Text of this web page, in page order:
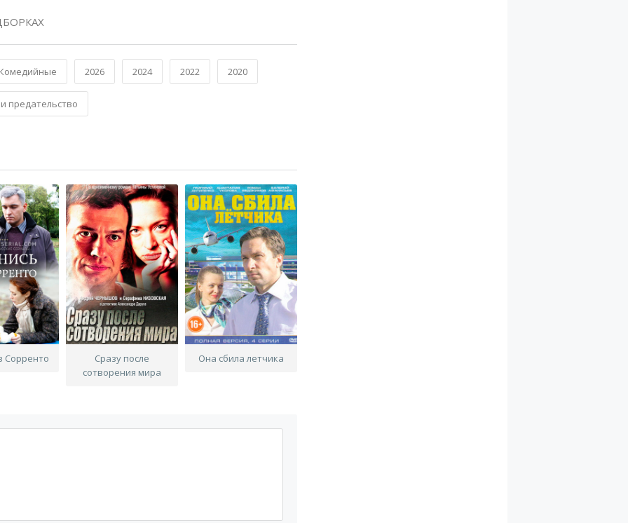
Комедийные 2026 2024 2022 2020
предательство
Сорренто
Сразу после
сотворения мира
Она сбила летчика